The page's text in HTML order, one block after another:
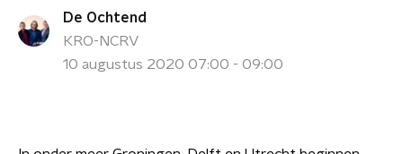
De Ochtend
KRO-NCRV
10 augustus 2020 07:00 - 09:00